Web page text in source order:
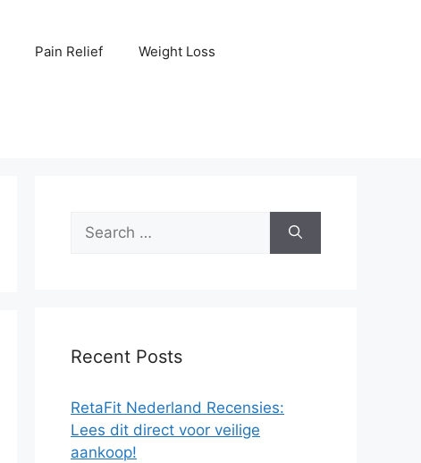
Pain Relief Weight Loss
for:
Recent Posts
RetaFit Nederland Recensies:
Lees dit direct voor veilige
aankoop!